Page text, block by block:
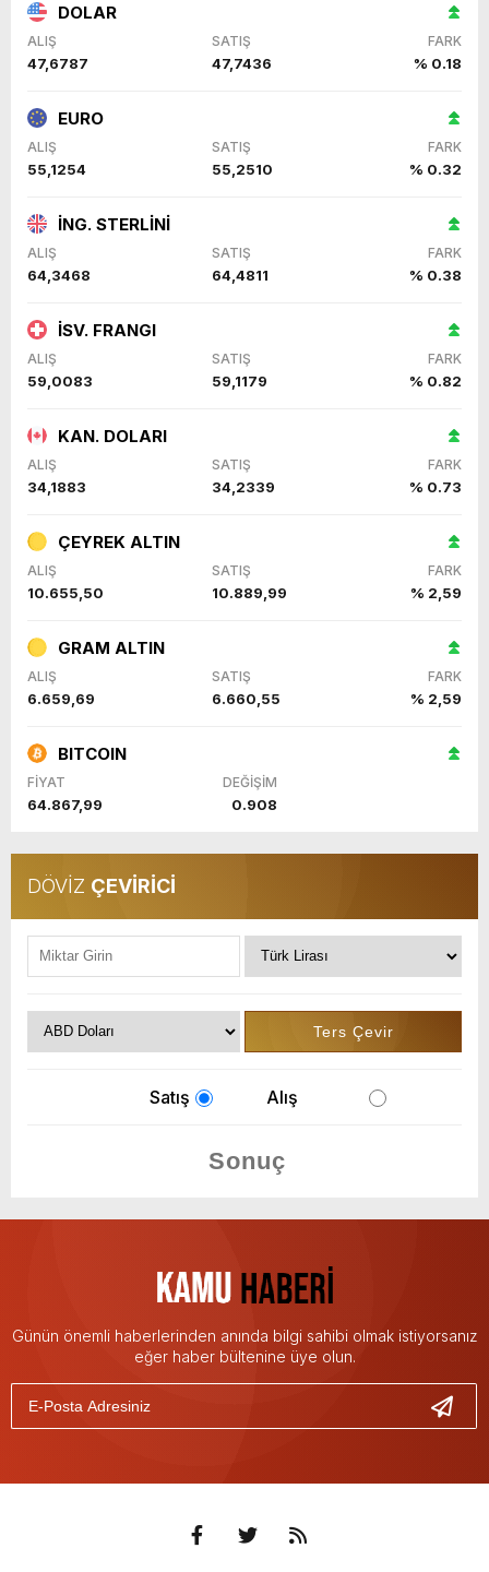
DOLAR
ALIŞ SATIŞ FARK
47,6787 47,7436 % 0.18
EURO
ALIŞ SATIŞ FARK
55,1254 55,2510 % 0.32
İNG. STERLİNİ
ALIŞ SATIŞ FARK
64,3468 64,4811 % 0.38
İSV. FRANGI
ALIŞ SATIŞ FARK
59,0083 59,1179 % 0.82
KAN. DOLARI
ALIŞ SATIŞ FARK
34,1883 34,2339 % 0.73
ÇEYREK ALTIN
ALIŞ SATIŞ FARK
10.655,50 10.889,99 % 2,59
GRAM ALTIN
ALIŞ SATIŞ FARK
6.659,69 6.660,55 % 2,59
BITCOIN
FİYAT DEĞİŞİM
64.867,99 0.908
DÖVİZ ÇEVİRİCİ
Satış Alış
Günün önemli haberlerinden anında bilgi sahibi olmak istiyorsanız
eğer haber bültenine üye olun.